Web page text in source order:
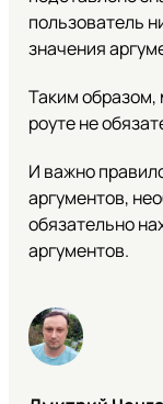
пользователь
значения
Таким образом,
роуте не
И важно
аргументов,
обязательно
аргументов.